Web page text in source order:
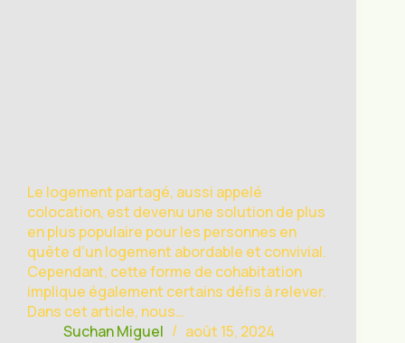
Le logement partagé, aussi appelé
colocation, est devenu une solution de plus
en plus populaire pour les personnes en
quête d’un logement abordable et convivial.
Cependant, cette forme de cohabitation
implique également certains défis à relever.
Dans cet article, nous…
Suchan Miguel
août 15, 2024